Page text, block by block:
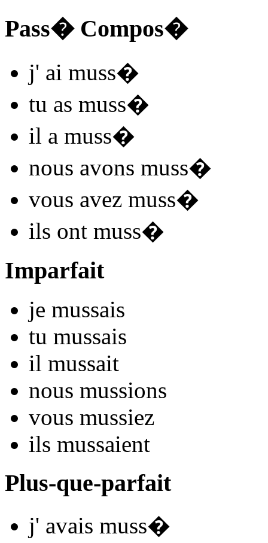
Pass� Compos�
j' ai muss�
tu as muss�
il a muss�
nous avons muss�
vous avez muss�
ils ont muss�
Imparfait
je mussais
tu mussais
il mussait
nous mussions
vous mussiez
ils mussaient
Plus-que-parfait
j' avais muss�